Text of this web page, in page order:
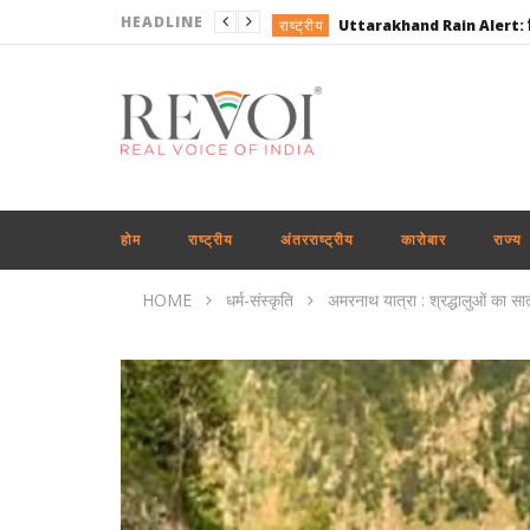
HEADLINE राष्ट्रीय
राष्ट्रीय
राष्ट्रीय
राष्ट्रीय
राष्ट्रीय
अंतरराष्ट्रीय
राष्ट्रीय
होम राष्ट्रीय अंतरराष्ट्रीय कारोबार राज्य
HOME धर्म-संस्कृति अमरनाथ यात्रा : श्रद्धालुओं का